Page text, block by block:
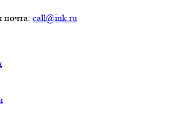
почта: call@ink.ru